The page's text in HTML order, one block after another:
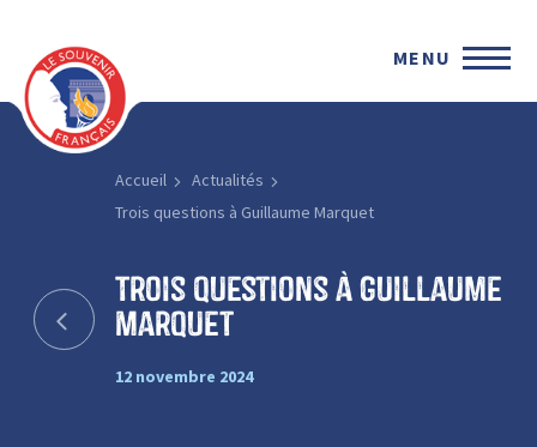
MENU
Accueil
Actualités
Trois questions à Guillaume Marquet
Trois questions à Guillaume
Marquet
12 novembre 2024